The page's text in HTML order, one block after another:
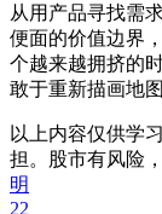
从用产品寻找需
便面的价值边界
个越来越拥挤的
敢于重新描画地
以上内容仅供学
担。股市有风险
明
22